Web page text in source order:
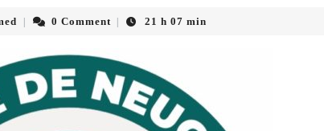
ahmed 0 Comment 21 h 07 min